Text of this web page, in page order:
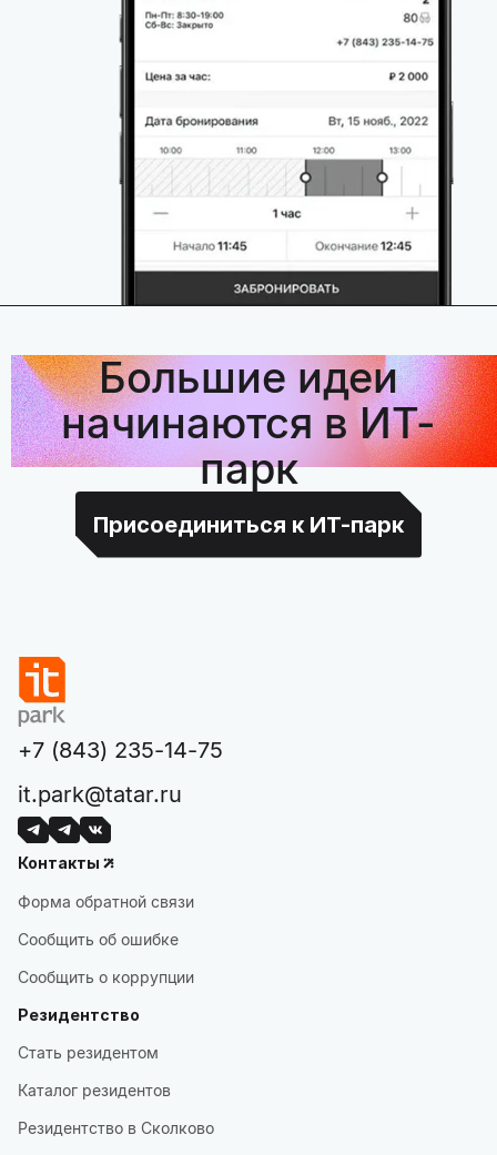
Большие идеи
начинаются в ИТ-
парк
Присоединиться к ИТ-парк
+7 (843) 235-14-75
it.park@tatar.ru
Контакты
Форма обратной связи
Сообщить об ошибке
Сообщить о коррупции
Резидентство
Стать резидентом
Каталог резидентов
Резидентство в Сколково